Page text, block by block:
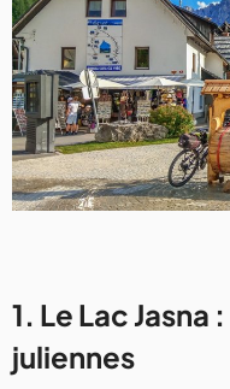
1. Le Lac Jasna
juliennes